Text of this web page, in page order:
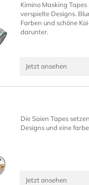
Kimino Masking
verspielte Designs.
Farben und schöne
darunter.
Jetzt ansehen
Die Saien Tapes
Designs und eine
Jetzt ansehen